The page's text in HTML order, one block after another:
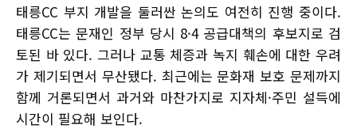
태릉CC 부지 개발을 둘러싼 논의도 여전히 진행 중이다.
태릉CC는 문재인 정부 당시 8·4 공급대책의 후보지로 검
토된 바 있다. 그러나 교통 체증과 녹지 훼손에 대한 우려
가 제기되면서 무산됐다. 최근에는 문화재 보호 문제까지
함께 거론되면서 과거와 마찬가지로 지자체·주민 설득에
시간이 필요해 보인다.